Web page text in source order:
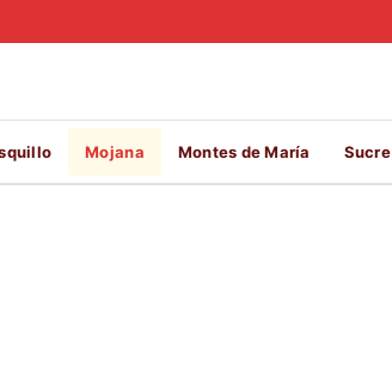
Mojana Montes de María Sucre